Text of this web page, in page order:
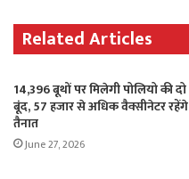
Related Articles
14,396 बूथों पर मिलेगी पोलियो की दो
बूंद, 57 हजार से अधिक वैक्सीनेटर रहेंगे
तैनात
June 27, 2026